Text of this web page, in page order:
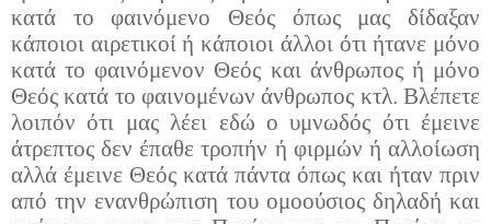
κατά το φαινόμενο Θεός όπως μας δίδαξαν
κάποιοι αιρετικοί ή κάποιοι άλλοι ότι ήτανε μόνο
κατά το φαινόμενον Θεός και άνθρωπος ή μόνο
Θεός κατά το φαινομένων άνθρωπος κτλ. Βλέπετε
λοιπόν ότι μας λέει εδώ ο υμνωδός ότι έμεινε
άτρεπτος δεν έπαθε τροπήν ή φιρμών ή αλλοίωση
αλλά έμεινε Θεός κατά πάντα όπως και ήταν πριν
από την ενανθρώπιση του ομοούσιος δηλαδή και